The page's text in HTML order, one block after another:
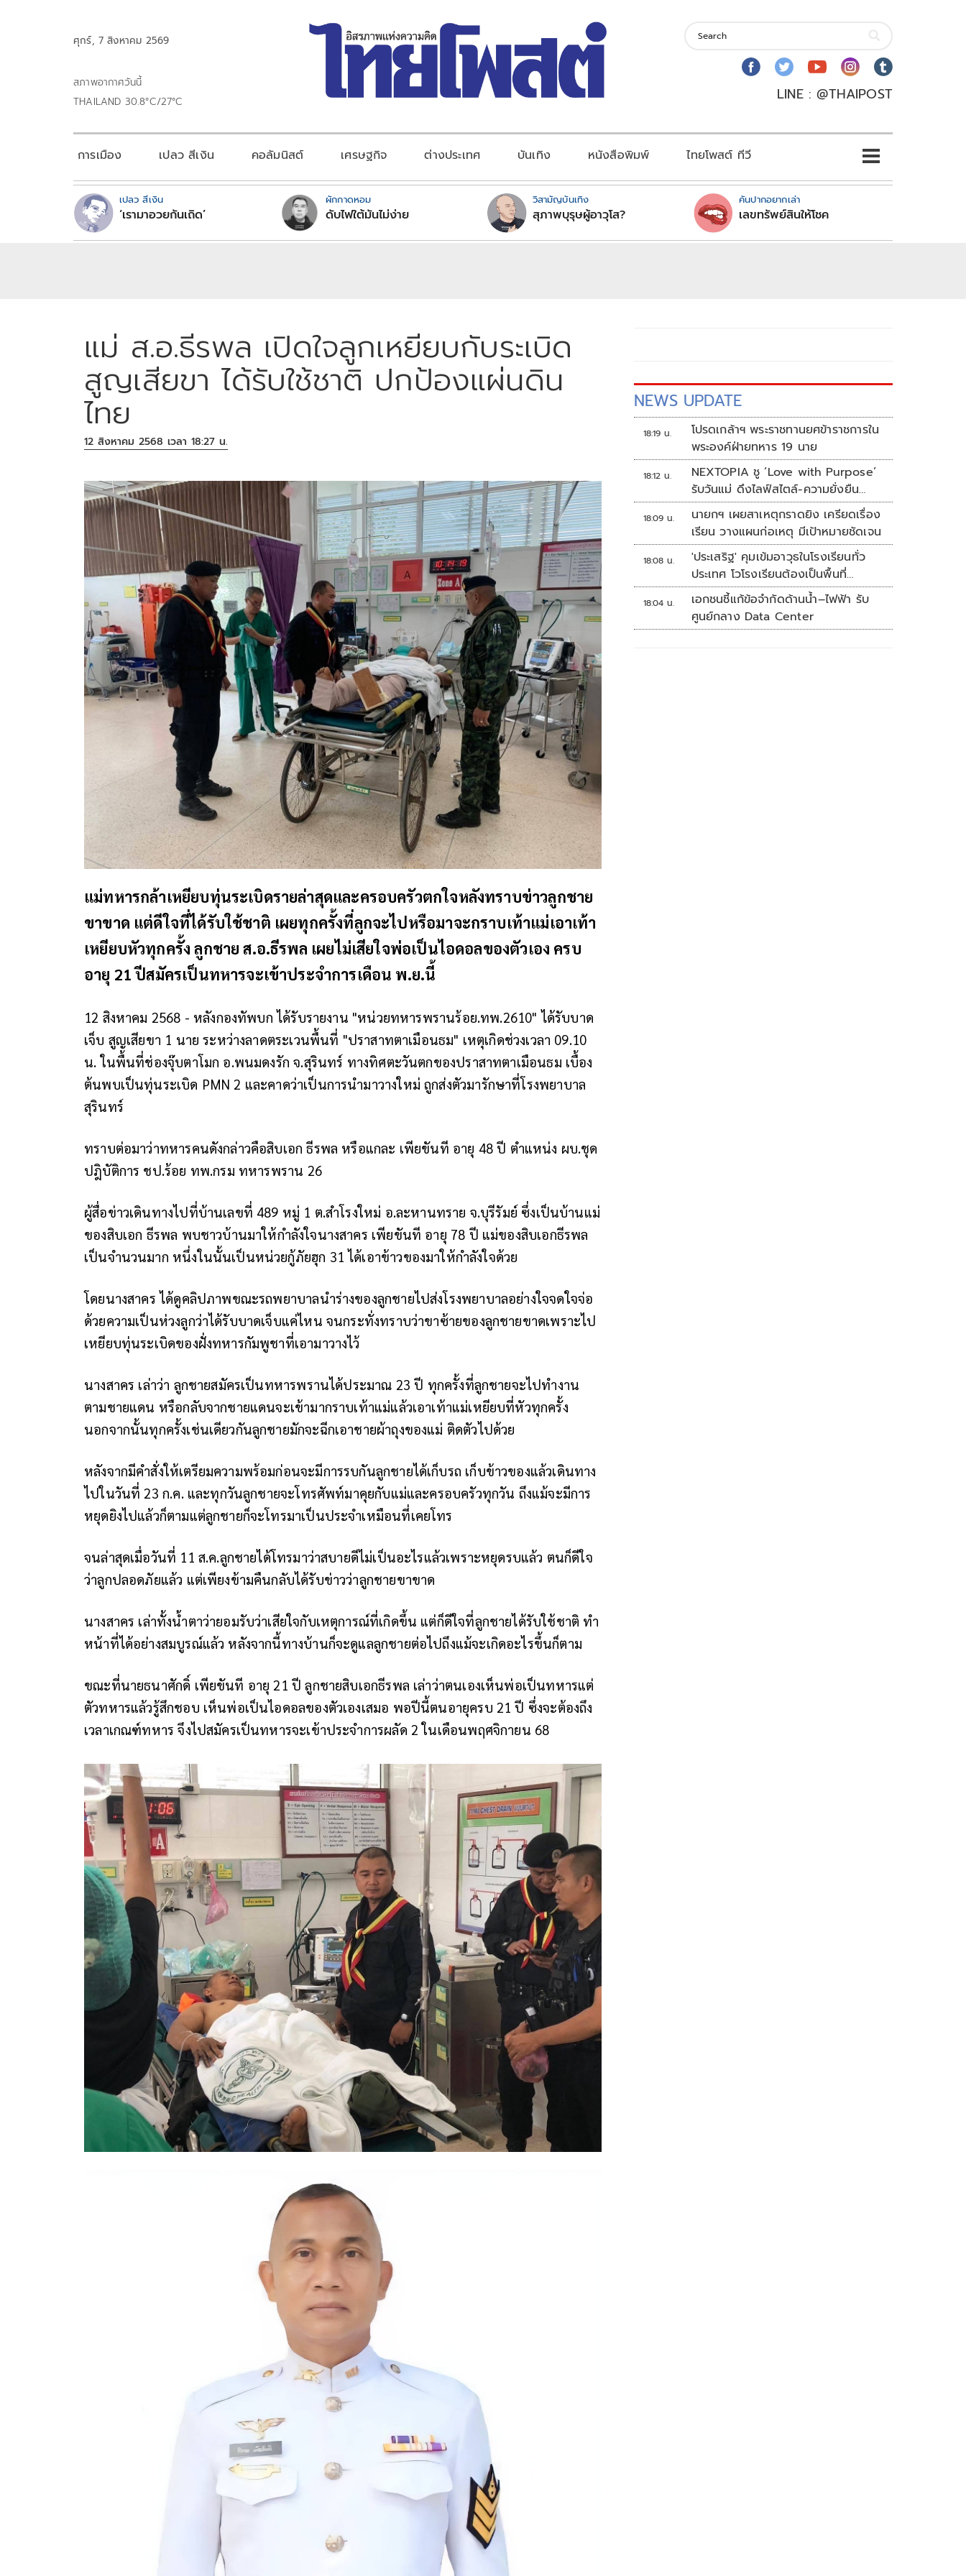
ศุกร์, 7 สิงหาคม 2569
สภาพอากาศวันนี้
THAILAND 30.8°C/27°C
LINE : @THAIPOST
การเมือง เปลว สีเงิน คอลัมนิสต์ เศรษฐกิจ ต่างประเทศ บันเทิง หนังสือพิมพ์ ไทยโพสต์ ทีวี
เปลว สีเงิน
‘เรามาอวยกันเถิด’
ผักกาดหอม
ดับไฟใต้มันไม่ง่าย
วิสามัญบันเทิง
สุภาพบุรุษผู้อาวุโส?
คันปากอยากเล่า
เลขทรัพย์สินให้โชค
แม่ ส.อ.ธีรพล เปิดใจลูกเหยียบกับระเบิด
สูญเสียขา ได้รับใช้ชาติ ปกป้องแผ่นดิน
ไทย
12 สิงหาคม 2568 เวลา 18:27 น.
แม่ทหารกล้าเหยียบทุ่นระเบิดรายล่าสุดและครอบครัวตกใจหลังทราบข่าวลูกชาย
ขาขาด แต่ดีใจที่ได้รับใช้ชาติ เผยทุกครั้งที่ลูกจะไปหรือมาจะกราบเท้าแม่เอาเท้า
เหยียบหัวทุกครั้ง ลูกชาย ส.อ.ธีรพล เผยไม่เสียใจพ่อเป็นไอดอลของตัวเอง ครบ
อายุ 21 ปีสมัครเป็นทหารจะเข้าประจำการเดือน พ.ย.นี้
12 สิงหาคม 2568 - หลังกองทัพบก ได้รับรายงาน "หน่วยทหารพรานร้อย.ทพ.2610" ได้รับบาด
เจ็บ สูญเสียขา 1 นาย ระหว่างลาดตระเวนพื้นที่ "ปราสาทตาเมือนธม" เหตุเกิดช่วงเวลา 09.10
น. ในพื้นที่ช่องจุ๊บตาโมก อ.พนมดงรัก จ.สุรินทร์ ทางทิศตะวันตกของปราสาทตาเมือนธม เบื้อง
ต้นพบเป็นทุ่นระเบิด PMN 2 และคาดว่าเป็นการนำมาวางใหม่ ถูกส่งตัวมารักษาที่โรงพยาบาล
สุรินทร์
ทราบต่อมาว่าทหารคนดังกล่าวคือสิบเอก ธีรพล หรือแกละ เพียขันที อายุ 48 ปี ตำแหน่ง ผบ.ชุด
ปฎิบัติการ ชป.ร้อย ทพ.กรม ทหารพราน 26
ผู้สื่อข่าวเดินทางไปที่บ้านเลขที่ 489 หมู่ 1 ต.สำโรงใหม่ อ.ละหานทราย จ.บุรีรัมย์ ซึ่งเป็นบ้านแม่
ของสิบเอก ธีรพล พบชาวบ้านมาให้กำลังใจนางสาคร เพียขันที อายุ 78 ปี แม่ของสิบเอกธีรพล
เป็นจำนวนมาก หนึ่งในนั้นเป็นหน่วยกู้ภัยฮุก 31 ได้เอาข้าวของมาให้กำลังใจด้วย
โดยนางสาคร ได้ดูคลิปภาพขณะรถพยาบาลนำร่างของลูกชายไปส่งโรงพยาบาลอย่างใจจดใจจ่อ
ด้วยความเป็นห่วงลูกว่าได้รับบาดเจ็บแค่ไหน จนกระทั่งทราบว่าขาซ้ายของลูกชายขาดเพราะไป
เหยียบทุ่นระเบิดของฝั่งทหารกัมพูชาที่เอามาวางไว้
นางสาคร เล่าว่า ลูกชายสมัครเป็นทหารพรานได้ประมาณ 23 ปี ทุกครั้งที่ลูกชายจะไปทำงาน
ตามชายแดน หรือกลับจากชายแดนจะเข้ามากราบเท้าแม่แล้วเอาเท้าแม่เหยียบที่หัวทุกครั้ง
นอกจากนั้นทุกครั้งเช่นเดียวกันลูกชายมักจะฉีกเอาชายผ้าถุงของแม่ ติดตัวไปด้วย
หลังจากมีคำสั่งให้เตรียมความพร้อมก่อนจะมีการรบกันลูกชายได้เก็บรถ เก็บข้าวของแล้วเดินทาง
ไปในวันที่ 23 ก.ค. และทุกวันลูกชายจะโทรศัพท์มาคุยกับแม่และครอบครัวทุกวัน ถึงแม้จะมีการ
หยุดยิงไปแล้วก็ตามแต่ลูกชายก็จะโทรมาเป็นประจำเหมือนที่เคยโทร
จนล่าสุดเมื่อวันที่ 11 ส.ค.ลูกชายได้โทรมาว่าสบายดีไม่เป็นอะไรแล้วเพราะหยุดรบแล้ว ตนก็ดีใจ
ว่าลูกปลอดภัยแล้ว แต่เพียงข้ามคืนกลับได้รับข่าวว่าลูกชายขาขาด
นางสาคร เล่าทั้งน้ำตาว่ายอมรับว่าเสียใจกับเหตุการณ์ที่เกิดขึ้น แต่ก็ดีใจที่ลูกชายได้รับใช้ชาติ ทำ
หน้าที่ได้อย่างสมบูรณ์แล้ว หลังจากนี้ทางบ้านก็จะดูแลลูกชายต่อไปถึงแม้จะเกิดอะไรขึ้นก็ตาม
ขณะที่นายธนาศักดิ์ เพียขันที อายุ 21 ปี ลูกชายสิบเอกธีรพล เล่าว่าตนเองเห็นพ่อเป็นทหารแต่
ตัวทหารแล้วรู้สึกชอบ เห็นพ่อเป็นไอดอลของตัวเองเสมอ พอปีนี้ตนอายุครบ 21 ปี ซึ่งจะต้องถึง
เวลาเกณฑ์ทหาร จึงไปสมัครเป็นทหารจะเข้าประจำการผลัด 2 ในเดือนพฤศจิกายน 68
NEWS UPDATE
18:19 น.
โปรดเกล้าฯ พระราชทานยศข้าราชการใน
พระองค์ฝ่ายทหาร 19 นาย
18:12 น.
NEXTOPIA ชู ‘Love with Purpose’
รับวันแม่ ดึงไลฟ์สไตล์-ความยั่งยืน
สร้างประสบการณ์ช้อปปิงมีความหมาย
18:09 น.
นายกฯ เผยสาเหตุกราดยิง เครียดเรื่อง
เรียน วางแผนก่อเหตุ มีเป้าหมายชัดเจน
18:08 น.
'ประเสริฐ' คุมเข้มอาวุธในโรงเรียนทั่ว
ประเทศ โวโรงเรียนต้องเป็นพื้นที่
ปลอดภัย
18:04 น.
เอกชนชี้แก้ข้อจำกัดด้านน้ำ–ไฟฟ้า รับ
ศูนย์กลาง Data Center